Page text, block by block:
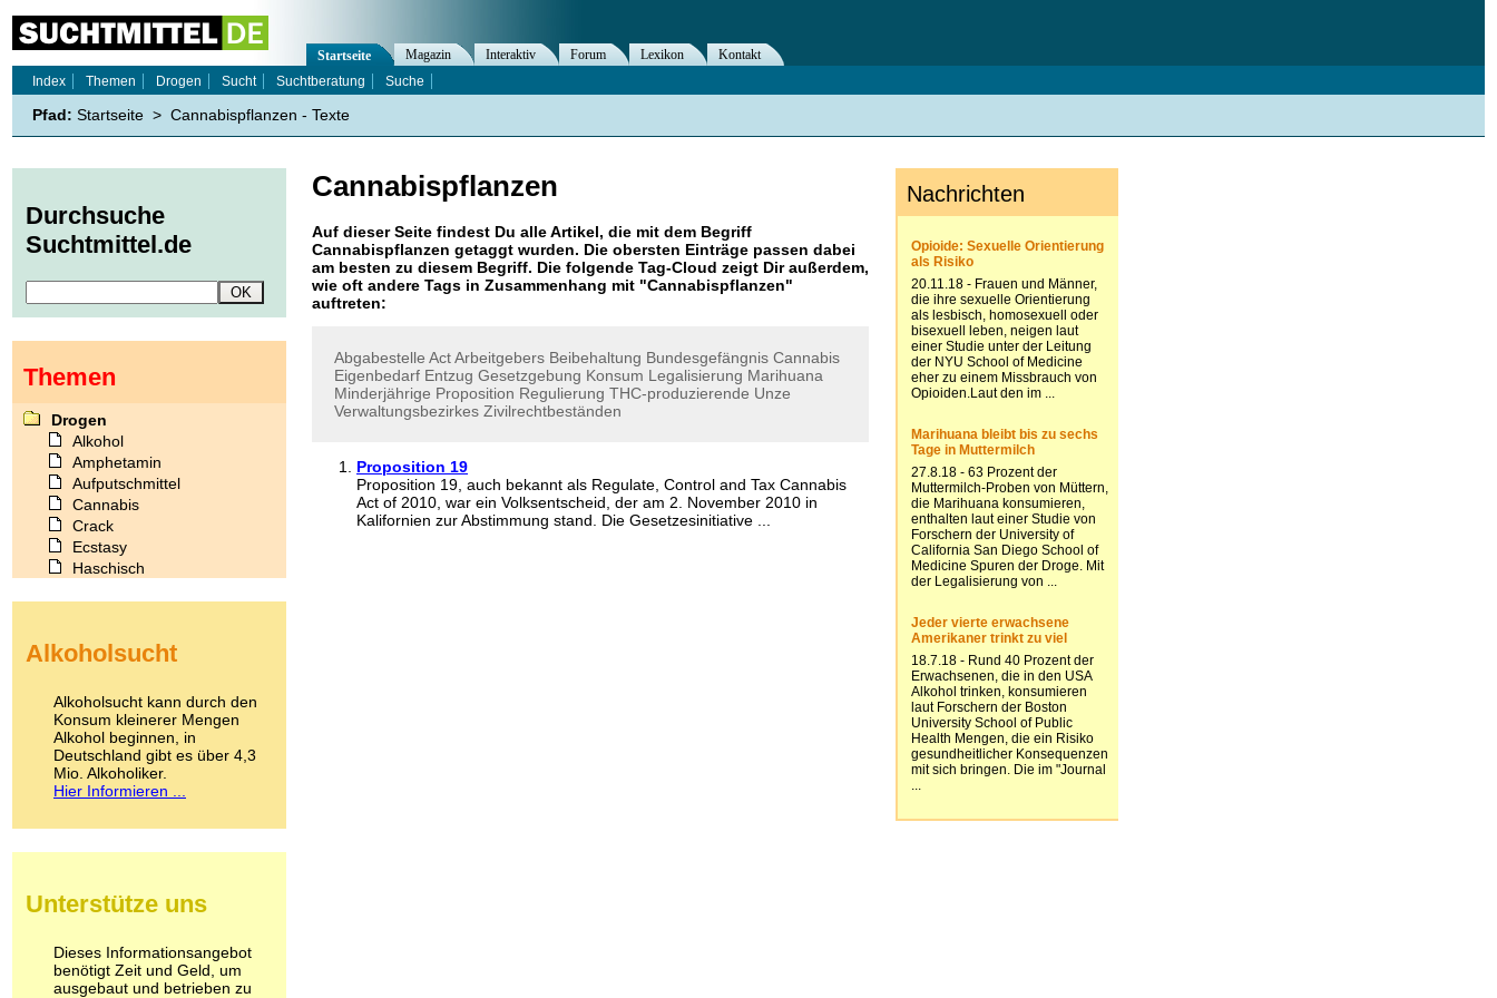
Cannabispflanzen
Auf dieser Seite findest Du alle Artikel, die mit dem Begriff
Cannabispflanzen getaggt wurden. Die obersten Einträge passen dabei
am besten zu diesem Begriff. Die folgende Tag-Cloud zeigt Dir außerdem,
wie oft andere Tags in Zusammenhang mit "Cannabispflanzen"
auftreten:
Abgabestelle ActArbeitgebers Beibehaltung Bundesgefängnis Cannabis
Eigenbedarf Entzug Gesetzgebung Konsum Legalisierung Marihuana
Minderjährige Proposition Regulierung THC-produzierende Unze
Verwaltungsbezirkes Zivilrechtbeständen
Proposition 19
Proposition 19, auch bekannt als Regulate, Control and Tax Cannabis
Act of 2010, war ein Volksentscheid, der am 2. November 2010 in
Kalifornien zur Abstimmung stand. Die Gesetzesinitiative ...
Startseite Magazin Interaktiv Forum Lexikon
Kontakt
Index
Themen Drogen Sucht Suchtberatung Suche
Pfad: Startseite > Cannabispflanzen - Texte
Durchsuche
Suchtmittel.de
Themen
Drogen
Alkohol
Amphetamin
Aufputschmittel
Cannabis
Crack
Ecstasy
Haschisch
Kokain
LSD
Marihuana
Medikamente
Meskalin
Metamphetamin
Methadon
Pilze
Psychopharmaka
Schlafmittel
Schmerzmittel
Alkoholsucht
Alkoholsucht kann durch den
Konsum kleinerer Mengen
Alkohol beginnen, in
Deutschland gibt es über 4,3
Mio. Alkoholiker.
Hier Informieren ...
Unterstütze uns
Dieses Informationsangebot
benötigt Zeit und Geld, um
ausgebaut und betrieben zu